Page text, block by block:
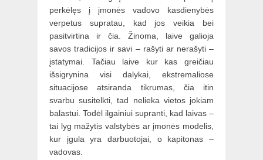
perkėlęs į įmonės vadovo kasdienybės
verpetus supratau, kad jos veikia bei
pasitvirtina ir čia. Žinoma, laive galioja
savos tradicijos ir savi – rašyti ar nerašyti –
įstatymai. Tačiau laive kur kas greičiau
išsigrynina visi dalykai, ekstremaliose
situacijose atsiranda tikrumas, čia itin
svarbu susitelkti, tad nelieka vietos jokiam
balastui. Todėl ilgainiui supranti, kad laivas –
tai lyg mažytis valstybės ar įmonės modelis,
kur įgula yra darbuotojai, o kapitonas –
vadovas.